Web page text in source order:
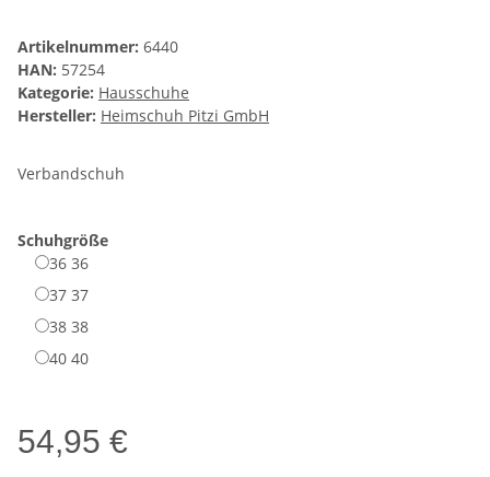
Artikelnummer: 6440
HAN: 57254
Kategorie: Hausschuhe
Hersteller: Heimschuh Pitzi GmbH
Verbandschuh
Schuhgröße
36 36
37 37
38 38
40 40
54,95 €